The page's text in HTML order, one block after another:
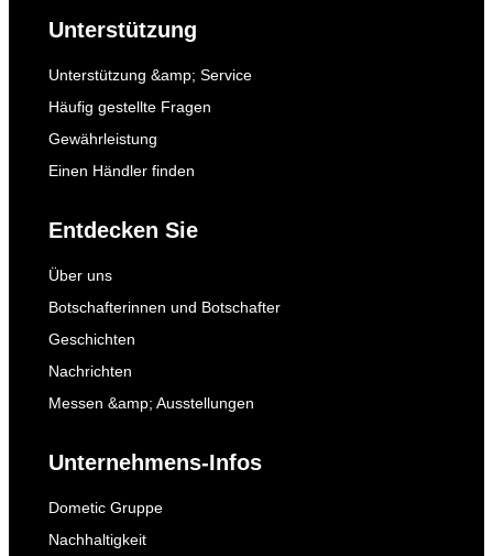
Unterstützung
Unterstützung &amp; Service
Häufig gestellte Fragen
Gewährleistung
Einen Händler finden
Entdecken Sie
Über uns
Botschafterinnen und Botschafter
Geschichten
Nachrichten
Messen &amp; Ausstellungen
Unternehmens-Infos
Dometic Gruppe
Nachhaltigkeit